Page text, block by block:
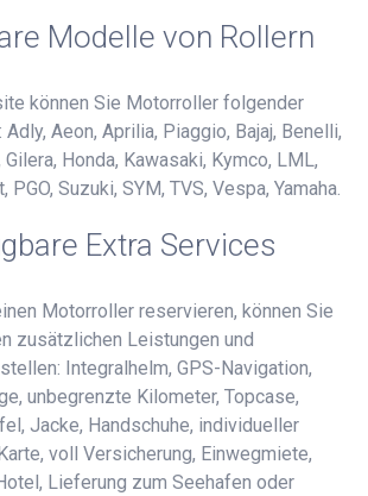
Modelle von Rollern
können Sie Motorroller folgender
Aeon, Aprilia, Piaggio, Bajaj, Benelli,
Gilera, Honda, Kawasaki, Kymco, LML,
Suzuki, SYM, TVS, Vespa, Yamaha.
Extra Services
Motorroller reservieren, können Sie
zusätzlichen Leistungen und
Integralhelm, GPS-Navigation,
unbegrenzte Kilometer, Topcase,
Jacke, Handschuhe, individueller
voll Versicherung, Einwegmiete,
Lieferung zum Seehafen oder